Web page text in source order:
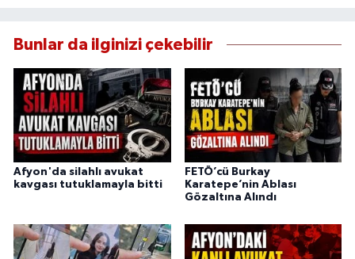
Bunlar da ilginizi çekebilir
Afyon'da silahlı avukat
kavgası tutuklamayla bitti
FETÖ’cü Burkay
Karatepe’nin Ablası
Gözaltına Alındı